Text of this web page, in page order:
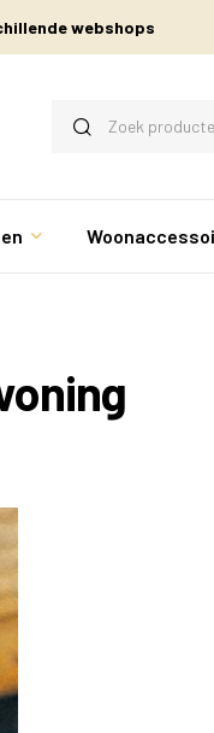
webshops